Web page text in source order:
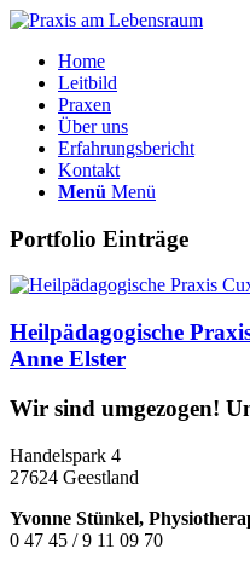
Home
Leitbild
Praxen
Über uns
Erfahrungsbericht
Kontakt
Menü Menü
Portfolio Einträge
Heilpädagogische
Anne Elster
Wir sind umgezogen!
Handelspark 4
27624 Geestland
Yvonne Stünkel,
0 47 45 / 9 11 09 70